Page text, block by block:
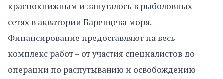
краснокнижным и запуталось в рыболовных
сетях в акватории Баренцева моря.
Финансирование предоставляют на весь
комплекс работ – от участия специалистов до
операции по распутыванию и освобождению